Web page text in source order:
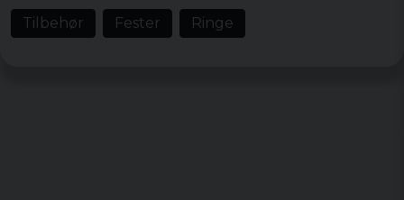
materialer:
925 Sterling Sølv
Tilbehør
Fester Ringe